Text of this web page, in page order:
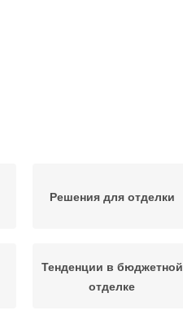
Решения для отделки
Тенденции в бюджетной
отделке